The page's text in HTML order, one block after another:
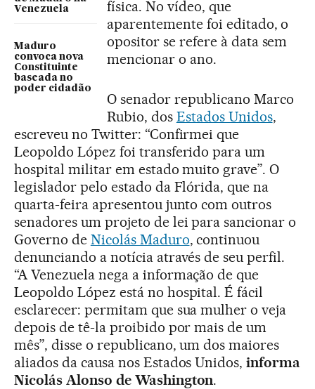
Venezuela
Maduro
convoca nova
Constituinte
baseada no
poder cidadão
física. No vídeo, que
aparentemente foi editado, o
opositor se refere à data sem
mencionar o ano.
O senador republicano Marco
Rubio, dos Estados Unidos,
escreveu no Twitter: “Confirmei que
Leopoldo López foi transferido para um
hospital militar em estado muito grave”. O
legislador pelo estado da Flórida, que na
quarta-feira apresentou junto com outros
senadores um projeto de lei para sancionar o
Governo de Nicolás Maduro, continuou
denunciando a notícia através de seu perfil.
“A Venezuela nega a informação de que
Leopoldo López está no hospital. É fácil
esclarecer: permitam que sua mulher o veja
depois de tê-la proibido por mais de um
mês”, disse o republicano, um dos maiores
aliados da causa nos Estados Unidos,informa
Nicolás Alonso de Washington.